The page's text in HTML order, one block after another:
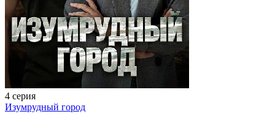
4 серия
Изумрудный город